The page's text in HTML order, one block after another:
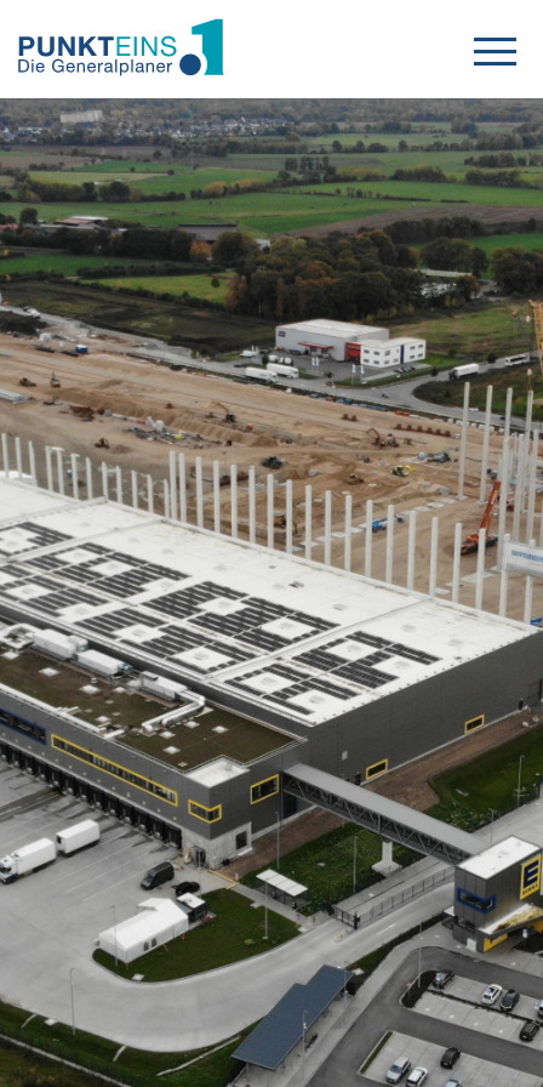
Projekte
Leistungen
Karriere